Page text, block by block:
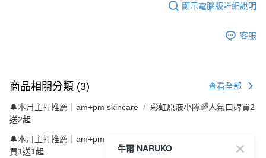
顯示電腦版詳細說明
客服
商品相關分類 (3) 查看全部
🔔本月主打推薦｜am+pm skincare
彩虹原液小隊🌈人氣口碑買2
送2起
🔔本月主打推薦｜am+pm skincare
買1送1起
牛爾 NARUKO